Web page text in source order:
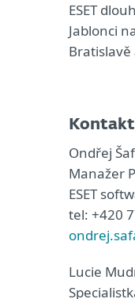
ESET
Jablonci
Ondřej
Manažer
ESET
tel: +420
Lucie